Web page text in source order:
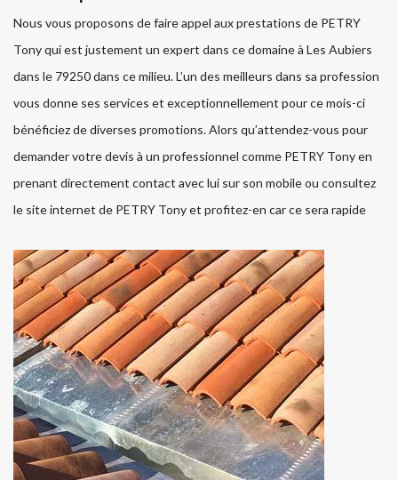
Nous vous proposons de faire appel aux prestations de PETRY
Tony qui est justement un expert dans ce domaine à Les Aubiers
dans le 79250 dans ce milieu. L’un des meilleurs dans sa profession
vous donne ses services et exceptionnellement pour ce mois-ci
bénéficiez de diverses promotions. Alors qu’attendez-vous pour
demander votre devis à un professionnel comme PETRY Tony en
prenant directement contact avec lui sur son mobile ou consultez
le site internet de PETRY Tony et profitez-en car ce sera rapide